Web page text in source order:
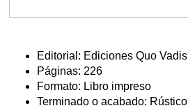
Editorial: Ediciones Quo Vadis
Páginas: 226
Formato: Libro impreso
Terminado o acabado: Rústico